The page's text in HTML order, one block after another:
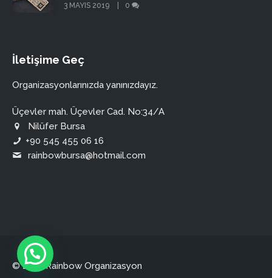
3 MAYIS 2019 0
İletişime Geç
Organizasyonlarınızda yanınızdayız.
Üçevler mah. Üçevler Cad. No:34/A
Nilüfer Bursa
+90 545 455 06 16
rainbowbursa@hotmail.com
© 2026 Rainbow Organizasyon